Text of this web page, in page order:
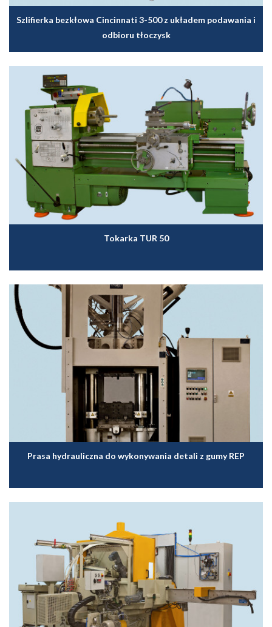
Szlifierka bezkłowa Cincinnati 3-500 z układem podawania i
odbioru tłoczysk
Tokarka TUR 50
Prasa hydrauliczna do wykonywania detali z gumy REP